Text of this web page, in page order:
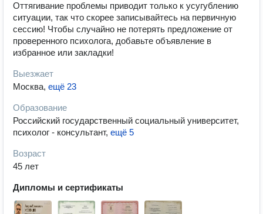
Оттягивание проблемы приводит только к усугублению
ситуации, так что скорее записывайтесь на первичную
сессию! Чтобы случайно не потерять предложение от
проверенного психолога, добавьте объявление в
избранное или закладки!
Выезжает
Москва, ещё 23
Образование
Российский государственный социальный университет,
психолог - консультант, ещё 5
Возраст
45 лет
Дипломы и сертификаты